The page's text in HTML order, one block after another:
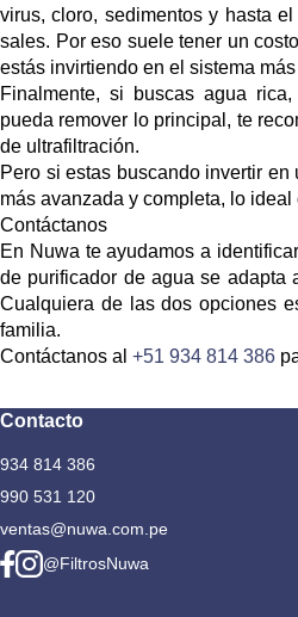
virus, cloro, sedimentos y hasta
sales. Por eso suele tener un
estás invirtiendo en el sistema
Finalmente, si buscas agua
pueda remover lo principal, te
de ultrafiltración.
Pero si estas buscando invertir
más avanzada y completa, lo
Contáctanos
En Nuwa te ayudamos a
de purificador de agua se adapta
Cualquiera de las dos opciones
familia.
Contáctanos al +51 934 814 386
Contacto
934 814 386
990 531 120
ventas@nuwa.com.pe
@FiltrosNuwa